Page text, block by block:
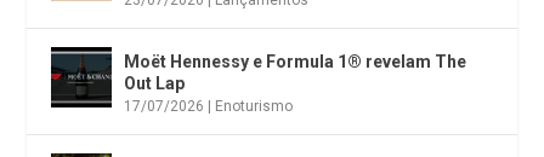
Moët Hennessy e Formula 1® revelam The
Out Lap
17/07/2026 Enoturismo